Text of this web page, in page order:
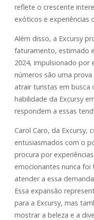
reflete o crescente
exóticos e experiências
Além disso, a Excursy
faturamento, estimado
2024, impulsionado por
números são uma
atrair turistas em busca
habilidade da Excursy
respondem a essas
Carol Caro, da Excursy,
entusiasmados com o
procura por
emocionantes nunca
atender a essa
Essa expansão
para a Excursy, mas
mostrar a beleza e a